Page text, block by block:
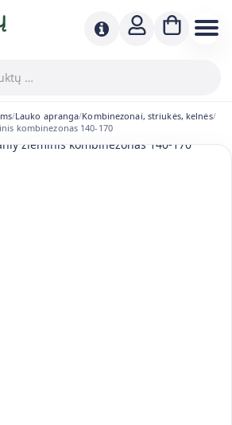
/Lauko apranga/Kombinezonai, striukės, kelnės/
kombinezonas 140-170